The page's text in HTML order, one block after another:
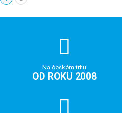
Na českém trhu
OD ROKU 2008